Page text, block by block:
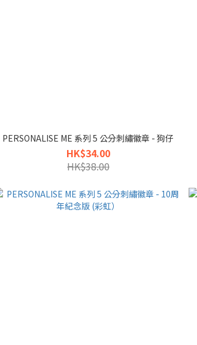
PERSONALISE ME 系列 5 公分刺繡徽章 - 狗仔
HK$34.00
HK$38.00